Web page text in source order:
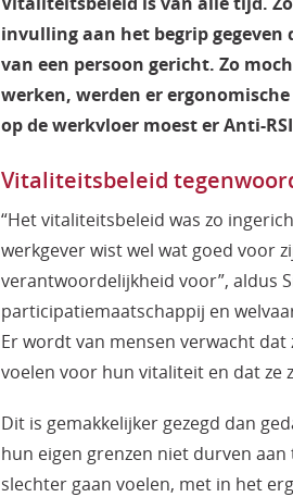
invulling aan het begrip gegeven
van een persoon gericht. Zo
werken, werden er
op de werkvloer moest er Anti-
Vitaliteitsbeleid
“Het vitaliteitsbeleid was zo
werkgever wist wel wat goed voor
verantwoordelijkheid voor”, aldus
participatiemaatschappij en
Er wordt van mensen verwacht
voelen voor hun vitaliteit en dat ze
Dit is gemakkelijker gezegd dan
hun eigen grenzen niet durven
slechter gaan voelen, met in het